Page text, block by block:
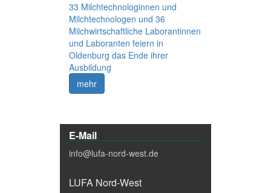
33 Milchtechnologinnen und
Milchtechnologen und 36
Milchwirtschaftliche Laborantinnen
und Laboranten feiern in
Oldenburg das Ende ihrer
Ausbildung
mehr
E-Mail
info@lufa-nord-west.de
LUFA Nord-West